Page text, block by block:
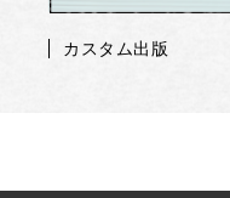
カスタム出版